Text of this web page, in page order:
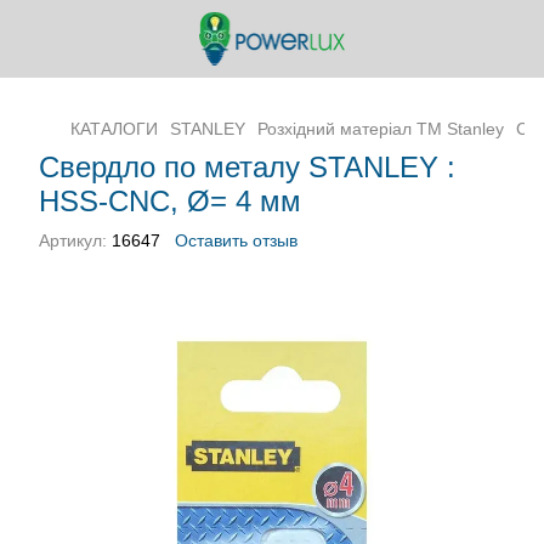
КАТАЛОГИ STANLEY Розхідний матеріал ТМ Stanley
Свердло по металу STANLEY :
HSS-CNC, Ø= 4 мм
Артикул: 16647 Оставить отзыв